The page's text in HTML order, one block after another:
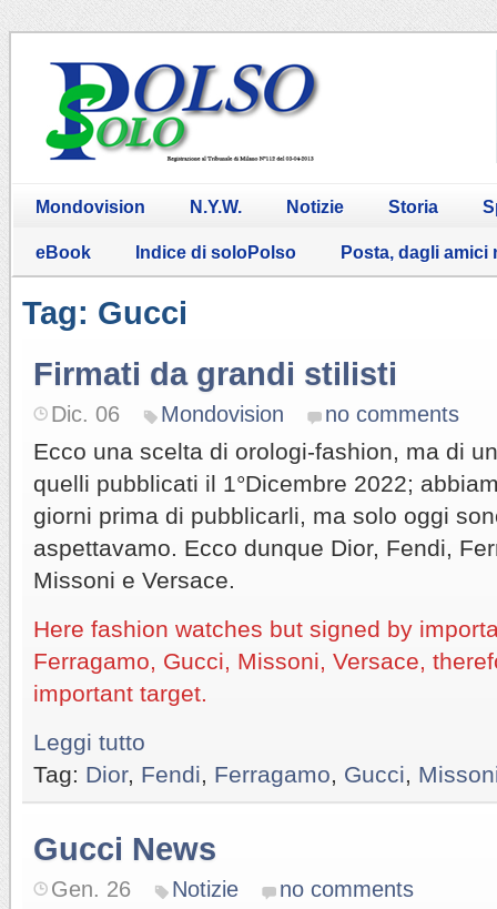
Mondovision N.Y.W. Notizie Storia
eBook Indice di soloPolso Posta, dagli amici
Tag: Gucci
Firmati da grandi stilisti
Dic. 06 Mondovision no comments
Ecco una scelta di orologi-fashion, ma di
quelli pubblicati il 1°Dicembre 2022;
giorni prima di pubblicarli, ma solo oggi
aspettavamo. Ecco dunque Dior, Fendi,
Missoni e Versace.
Here fashion watches but signed by
Ferragamo, Gucci, Missoni, Versace,
important target.
Leggi tutto
Tag: Dior, Fendi Ferragamo Gucci
Gucci News
Gen. 26 Notizie no comments